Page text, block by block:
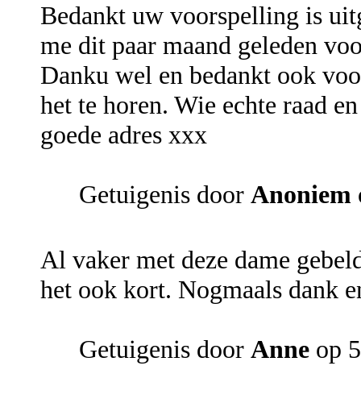
Bedankt uw voorspelling is
me dit paar maand geleden
Danku wel en bedankt ook
het te horen. Wie echte raad
goede adres xxx
Getuigenis door Anoniem
Al vaker met deze dame
het ook kort. Nogmaals dank
Getuigenis door Anne op